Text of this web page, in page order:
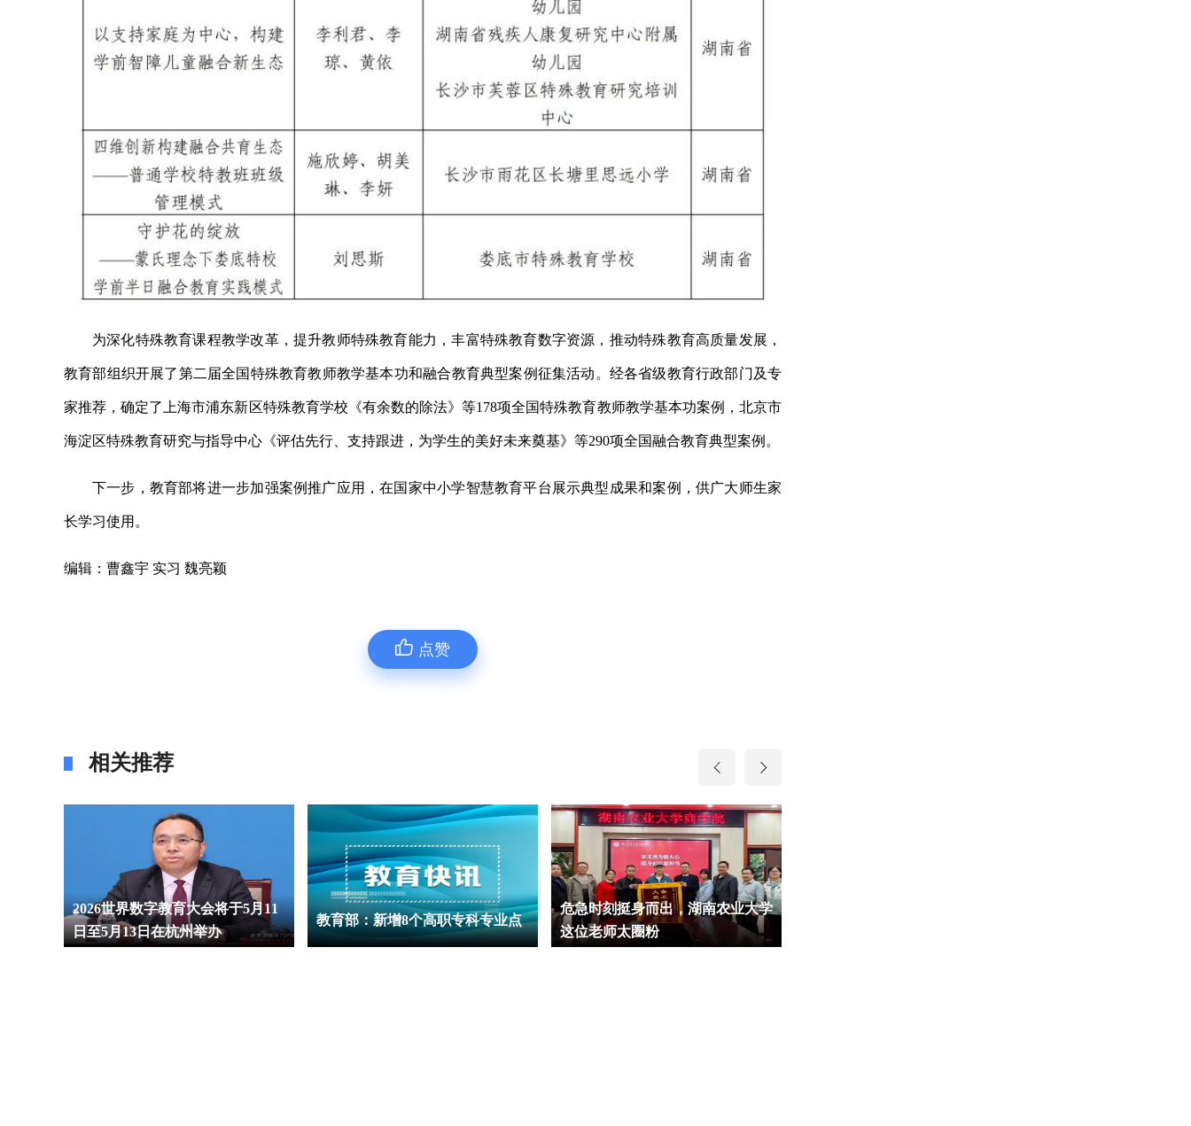
为深化特殊教育课程教学改革，提升教师特殊教育能力，丰富特殊教育数字资源，推动特殊教育高质量发展，
教育部组织开展了第二届全国特殊教育教师教学基本功和融合教育典型案例征集活动。经各省级教育行政部门及专
家推荐，确定了上海市浦东新区特殊教育学校《有余数的除法》等178项全国特殊教育教师教学基本功案例，北京市
海淀区特殊教育研究与指导中心《评估先行、支持跟进，为学生的美好未来奠基》等290项全国融合教育典型案例。
下一步，教育部将进一步加强案例推广应用，在国家中小学智慧教育平台展示典型成果和案例，供广大师生家
长学习使用。
编辑：曹鑫宇 实习 魏亮颖
点赞
相关推荐
2026世界数字教育大会将于5月11
日至5月13日在杭州举办
教育部：新增8个高职专科专业点
危急时刻挺身而出，湖南农业大学
这位老师太圈粉